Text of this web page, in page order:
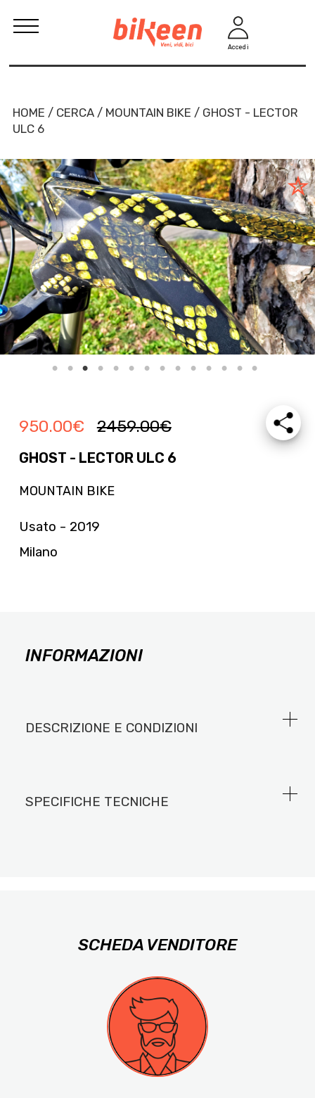
Accedi
HOME / CERCA / MOUNTAIN BIKE / GHOST - LECTOR
ULC 6
950.00€ 2459.00€
GHOST - LECTOR ULC 6
MOUNTAIN BIKE
Usato - 2019
Milano
INFORMAZIONI
DESCRIZIONE E CONDIZIONI
SPECIFICHE TECNICHE
SCHEDA VENDITORE